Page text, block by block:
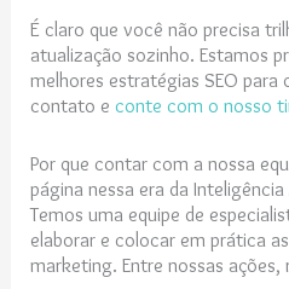
É claro que você não precisa
atualização sozinho. Estamos
melhores estratégias SEO para
contato econte com o nosso
Por que contar com a nossa
página nessa era da
Temos uma equipe de
elaborar e colocar em prática
marketing. Entre nossas ações,